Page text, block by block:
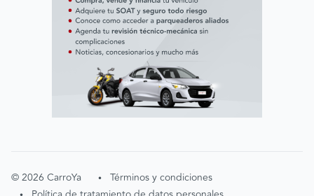
©2026 CarroYa • Términos y condiciones